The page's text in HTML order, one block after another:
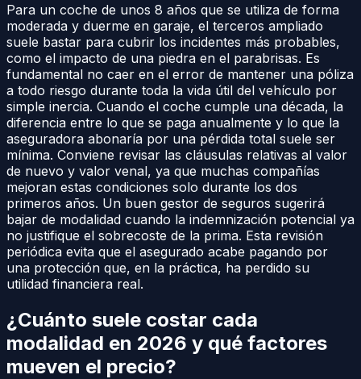
Para un coche de unos 8 años que se utiliza de forma
moderada y duerme en garaje, el terceros ampliado
suele bastar para cubrir los incidentes más probables,
como el impacto de una piedra en el parabrisas. Es
fundamental no caer en el error de mantener una póliza
a todo riesgo durante toda la vida útil del vehículo por
simple inercia. Cuando el coche cumple una década, la
diferencia entre lo que se paga anualmente y lo que la
aseguradora abonaría por una pérdida total suele ser
mínima. Conviene revisar las cláusulas relativas al valor
de nuevo y valor venal, ya que muchas compañías
mejoran estas condiciones solo durante los dos
primeros años. Un buen gestor de seguros sugerirá
bajar de modalidad cuando la indemnización potencial ya
no justifique el sobrecoste de la prima. Esta revisión
periódica evita que el asegurado acabe pagando por
una protección que, en la práctica, ha perdido su
utilidad financiera real.
¿Cuánto suele costar cada
modalidad en 2026 y qué factores
mueven el precio?